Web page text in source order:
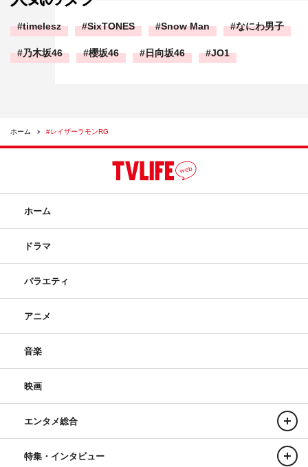
timelesz SixTONES Snow Man なにわ男子
乃木坂46 櫻坂46 日向坂46 JO1
ホーム #レイザーラモンRG
ホーム
ドラマ
バラエティ
アニメ
音楽
映画
エンタメ総合
特集・インタビュー